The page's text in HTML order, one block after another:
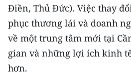
中文
FRANÇAIS
РУССКИЙ
Điền, Thủ Đức). Việc thay
phục thương lái và doanh
về một trung tâm mới tại
gian và những lợi ích kinh
hơn.